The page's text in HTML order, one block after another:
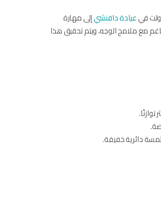
فيعيادة دافنشيإلى مهارة
مع ملامح الوجه، ويتم تحقيق هذا
دائرية خفيفة.